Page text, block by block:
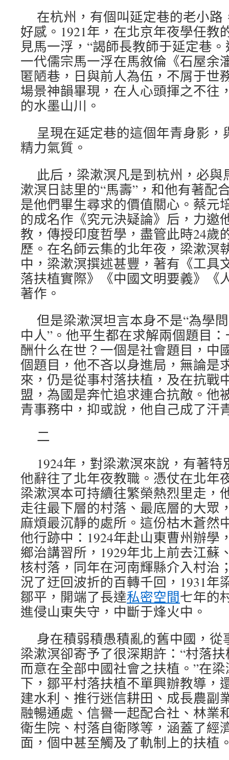
在杭州，有個叫延定巷的老小
好感。1921年，在北京年夜學任教
見馬一浮，“謁師長教師于延定巷
一代儒宗馬一浮在馬敘倫《石屋余
匿陋巷，日與前人為伍，不屑于世
場景神韻畢現，在人心頭揮之不往
的水墨山川。
呈現在延定巷的這個年青身影
精力氣質。
此后，梁漱溟凡是到杭州，必
漱溟日誌里的“馬壽”，和他有著配
是他們畢生尋求的價值關心。蔡元
的成名作《究元決疑論》后，力邀
教，傳授印度哲學，盡管此時24歲
歷。在名師云集的北年夜，梁漱溟
中，梁漱溟撰述甚豐，著有《工具
落扶植實際》《中國文明要義》《
著作。
但是梁漱溟坦言本身不是“為學
中人”。他平生都在求解兩個題目
酬什么在世？一個是社會題目，中
個題目，他不吝以身進局，無論是
來，仍是從事村落扶植，及在抗戰
盟，為國是奔忙追求連合抗敵。他
青事務中，抑或說，他自己成了汗
二
1924年，對梁漱溟來說，有著
他辭往了北年夜教職。憑仗在北年
梁漱溟本可持續往繁榮熱烈里走，
走往最下層的村落、最底層的大眾
麻煩最沉靜的處所。這份枯木蒼然
他行跡中：1924年赴山東曹州辦學
鄉治講習所，1929年北上前去江蘇
核村落，同年在河南輝縣介入村治
況了迂回波折的百轉千回，1931年
鄒平，開端了長達私密空間七年的
進侵山東失守，中斷于烽火中。
身在積弱積愚積亂的舊中國，
梁漱溟卻寄予了很深期許：“村落
而意在全部中國社會之扶植。”在
下，鄒平村落扶植不單興辦教導，
建水利、推行迷信耕田、成長農副
融暢通處、信譽一起配合社、林業
衛生院、村落自衛隊等，涵蓋了經
面，個中甚至觸及了軌制上的扶植